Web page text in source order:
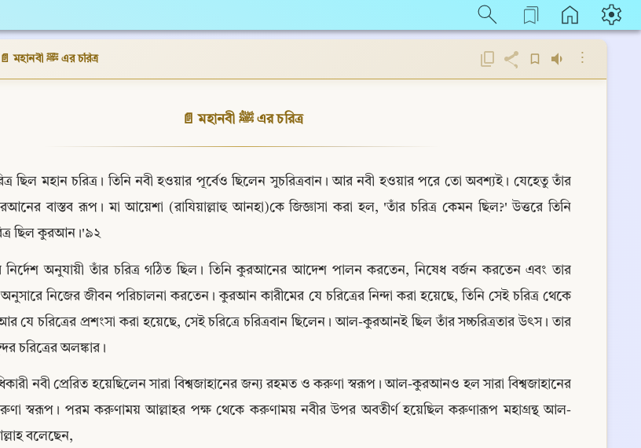
📄 মহানবী ﷺ এর চরিত্র ⋮
📄 মহানবী ﷺ এর চরিত্র
ছিল মহান চরিত্র। তিনি নবী হওয়ার পূর্বেও ছিলেন সুচরিত্রবান। আর নবী হওয়ার পরে তো অবশ্যই। যেহেতু তাঁর
বাস্তব রূপ। মা আয়েশা (রাযিয়াল্লাহু আনহা)কে জিজ্ঞাসা করা হল, 'তাঁর চরিত্র কেমন ছিল?' উত্তরে তিনি
ছিল কুরআন।'৯২
অনুযায়ী তাঁর চরিত্র গঠিত ছিল। তিনি কুরআনের আদেশ পালন করতেন, নিষেধ বর্জন করতেন এবং তার
নিজের জীবন পরিচালনা করতেন। কুরআন কারীমের যে চরিত্রের নিন্দা করা হয়েছে, তিনি সেই চরিত্র থেকে
যে চরিত্রের প্রশংসা করা হয়েছে, সেই চরিত্রে চরিত্রবান ছিলেন। আল-কুরআনই ছিল তাঁর সচ্চরিত্রতার উৎস। তার
চরিত্রের অলঙ্কার।
নবী প্রেরিত হয়েছিলেন সারা বিশ্বজাহানের জন্য রহমত ও করুণা স্বরূপ। আল-কুরআনও হল সারা বিশ্বজাহানের
স্বরূপ। পরম করুণাময় আল্লাহর পক্ষ থেকে করুণাময় নবীর উপর অবতীর্ণ হয়েছিল করুণারূপ মহাগ্রন্থ আল-
বলেছেন,